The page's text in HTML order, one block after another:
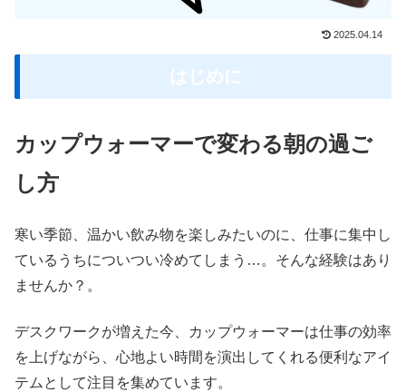
2025.04.14
はじめに
カップウォーマーで変わる朝の過ご
し方
寒い季節、温かい飲み物を楽しみたいのに、仕事に集中し
ているうちについつい冷めてしまう…。そんな経験はあり
ませんか？。
デスクワークが増えた今、カップウォーマーは仕事の効率
を上げながら、心地よい時間を演出してくれる便利なアイ
テムとして注目を集めています。